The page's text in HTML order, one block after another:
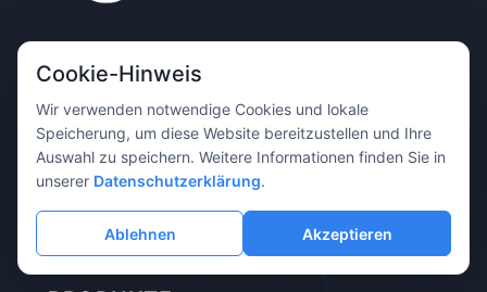
der sich der Bereitstellung hochwertiger
Bildgebungslösungen für die wissenschaftliche
Forschung, medizinische Diagnostik, industrielle
Inspektion und weitere Anwendungsgebiete widmet.
Cookie-Hinweis
Wir verwenden notwendige Cookies und lokale
Speicherung, um diese Website bereitzustellen und Ihre
Auswahl zu speichern. Weitere Informationen finden Sie in
unserer Datenschutzerklärung.
Ablehnen Akzeptieren